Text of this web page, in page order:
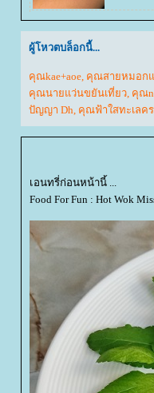
ผู้โหวตบล็อกนี้...
คุณkae+aoe คุณสายหมอก
คุณนายแว่นขยันเที่ยว คุณ
ปัญญา Dh คุณฟ้าใสทะเลค
เอนทรี่ก่อนหน้านี้ ...
Food For Fun : Hot Wok